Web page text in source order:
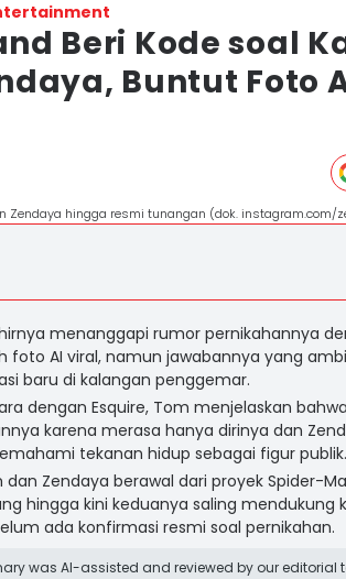
Beri Kode soal
Buntut Foto
Zendaya hingga resmi tunangan (dok. instagram.com/
menanggapi rumor pernikahannya
foto AI viral, namun jawabannya yang
baru di kalangan penggemar.
dengan Esquire, Tom menjelaskan
karena merasa hanya dirinya dan
tekanan hidup sebagai figur publik.
Zendaya berawal dari proyek Spider-
hingga kini keduanya saling mendukung
ada konfirmasi resmi soal pernikahan.
was AI-assisted and reviewed by our editorial